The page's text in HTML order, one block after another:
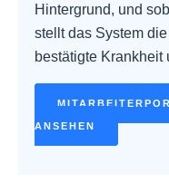
Hintergrund, und
stellt das System
bestätigte Krankheit
ANSEHEN